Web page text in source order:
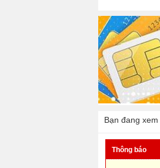
Bạn đang xem
Thông báo